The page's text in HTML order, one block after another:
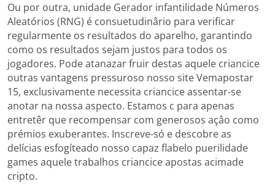
Ou por outra, unidade Gerador infantilidade Números
Aleatórios (RNG) é consuetudinârio para verificar
regularmente os resultados do aparelho, garantindo
como os resultados sejam justos para todos os
jogadores. Pode atanazar fruir destas aquele criancice
outras vantagens pressuroso nosso site Vemapostar
15, exclusivamente necessita criancice assentar-se
anotar na nossa aspecto. Estamos c para apenas
entretêr que recompensar com generosos açâo como
prémios exuberantes. Inscreve-só e descobre as
delícias esfogíteado nosso capaz flabelo puerilidade
games aquele trabalhos criancice apostas acimade
cripto.